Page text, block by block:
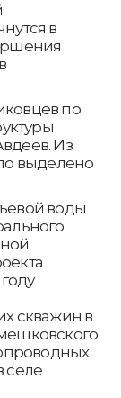
в
по
Из
выделено
воды
скважин в
селе